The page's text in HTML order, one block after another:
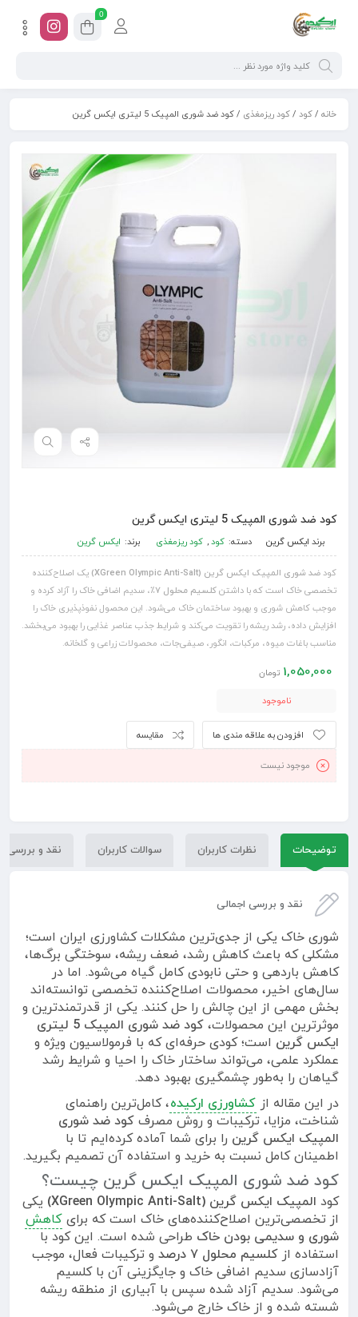
0
خانه /کود /کود ریزمغذی / کود ضد شوری المپیک 5 لیتری ایکس گرین
کود ضد شوری المپیک 5 لیتری ایکس گرین
برند ایکس گرین دسته: کود, کود ریزمغذی برند: ایکس گرین
کودضد شوری المپیک ایکس گرین (XGreen Olympic Anti-Salt)
یک اصلاح‌کننده
تخصصی خاک است که با داشتنکلسیم محلول ۷٪
، سدیم اضافی خاک را آزاد کرده و
موجب کاهش شوری و بهبود ساختمان خاک می‌شود. این محصول نفوذپذیری خاک را
افزایش داده، رشد ریشه را تقویت می‌کند و شرایط جذب عناصر غذایی را بهبود می‌بخشد.
مناسب باغات میوه، مرکبات، انگور، صیفی‌جات، محصولات زراعی و گلخانه.
1,050,000 تومان
ناموجود
مقایسه افزودن به علاقه مندی ها
موجود نیست
توضیحات نظرات کاربران سوالات کاربران نقد و بررسی
نقد و بررسی اجمالی
شوری خاک یکی از جدی‌ترین مشکلات کشاورزی ایران است؛
مشکلی که باعث کاهش رشد، ضعف ریشه، سوختگی برگ‌ها،
کاهش باردهی و حتی نابودی کامل گیاه می‌شود. اما در
سال‌های اخیر، محصولات اصلاح‌کننده تخصصی توانسته‌اند
بخش مهمی از این چالش را حل کنند. یکی از قدرتمندترین و
موثرترین این محصولات،
کود ضد شوری المپیک 5 لیتری
ایکس گرین است؛ کودی حرفه‌ای که با فرمولاسیون ویژه و
عملکرد علمی، می‌تواند ساختار خاک را احیا و شرایط رشد
گیاهان را به‌طور چشمگیری بهبود دهد.
در این مقاله از کشاورزی ارکیده، کامل‌ترین راهنمای
شناخت، مزایا، ترکیبات و روش مصرف کود ضد شوری
المپیک ایکس گرین را برای شما آماده کرده‌ایم تا با
اطمینان کامل نسبت به خرید و استفاده آن تصمیم بگیرید.
کود ضد شوری المپیک ایکس گرین چیست؟
کود المپیک ایکس گرین (XGreen Olympic Anti-Salt)
یکی
از تخصصی‌ترین اصلاح‌کننده‌های خاک است که برای کاهش
شوری و سدیمی بودن خاک طراحی شده است. این کود با
استفاده از کلسیم محلول ۷ درصد
و ترکیبات فعال، موجب
آزادسازی سدیم اضافی خاک و جایگزینی آن با کلسیم
می‌شود. سدیم آزاد شده سپس با آبیاری از منطقه ریشه
شسته شده و از خاک خارج می‌شود.